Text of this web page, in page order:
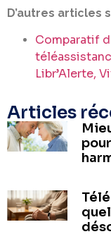
D’autres articles
Comparatif
Libr’Alerte,
Articles